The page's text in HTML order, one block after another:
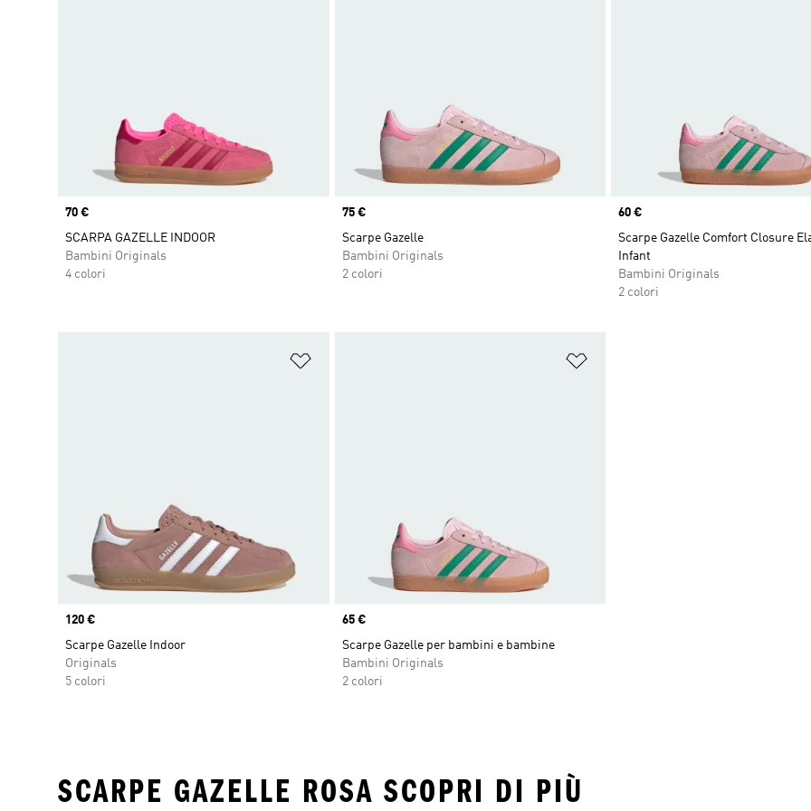
Price
70 €
SCARPA GAZELLE INDOOR
Bambini Originals
4 colori
Price
75 €
Scarpe Gazelle
Bambini Originals
2 colori
Price
60 €
Scarpe Gazelle Comfort Closure
Infant
Bambini Originals
2 colori
Price
120 €
Scarpe Gazelle Indoor
Originals
5 colori
Price
65 €
Scarpe Gazelle per bambini e bambine
Bambini Originals
2 colori
SCARPE GAZELLE ROSA SCOPRI DI PIÙ